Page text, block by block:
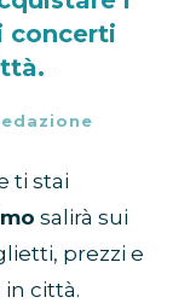
concerti
ti stai
salirà sui
prezzi e
città.